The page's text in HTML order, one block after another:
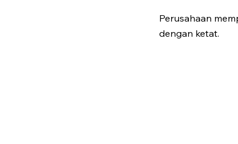
Perusahaan
dengan ketat.